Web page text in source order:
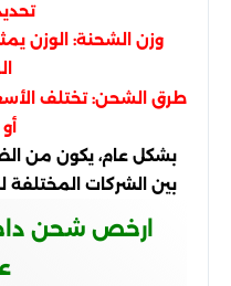
وزن الشحنة: الوزن
طرق الشحن: تختلف
بشكل عام، يكون من
بين الشركات
ارخص شحن